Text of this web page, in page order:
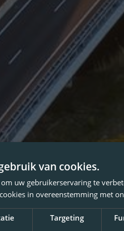
van cookies.
uw gebruikerservaring te
in overeenstemming met
Targeting